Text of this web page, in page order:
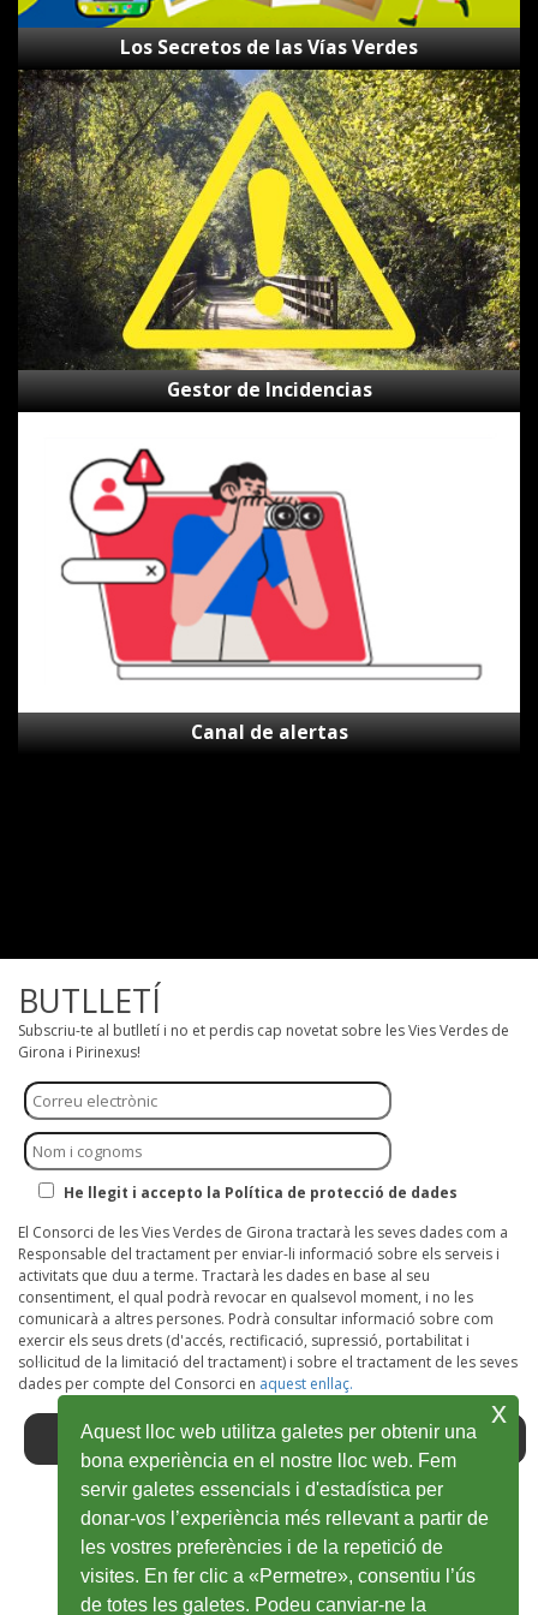
Los Secretos de las Vías Verdes
Gestor
de
Incidencias
Gestor de Incidencias
Canal de alertas
BUTLLETÍ
Subscriu-te al butlletí i no et perdis cap novetat sobre les Vies Verdes de
Girona i Pirinexus!
He llegit i accepto la Política de protecció de dades
El Consorci de les Vies Verdes de Girona tractarà les seves dades com a
Responsable del tractament per enviar-li informació sobre els serveis i
activitats que duu a terme. Tractarà les dades en base al seu
consentiment, el qual podrà revocar en qualsevol moment, i no les
comunicarà a altres persones. Podrà consultar informació sobre com
exercir els seus drets (d'accés, rectificació, supressió, portabilitat i
sol·licitud de la limitació del tractament) i sobre el tractament de les seves
dades per compte del Consorci en aquest enllaç.
Facebook
Abre
en
Twitter
Abre
en
Youtube
Abre
en
Instagram
Abre
en
Wikiloc
Abre
en
Aquest lloc web utilitza galetes per obtenir una
bona experiència en el nostre lloc web. Fem
servir galetes essencials i d'estadística per
donar-vos l’experiència més rellevant a partir de
les vostres preferències i de la repetició de
visites. En fer clic a «Permetre», consentiu l’ús
de totes les galetes. Podeu canviar-ne la
x